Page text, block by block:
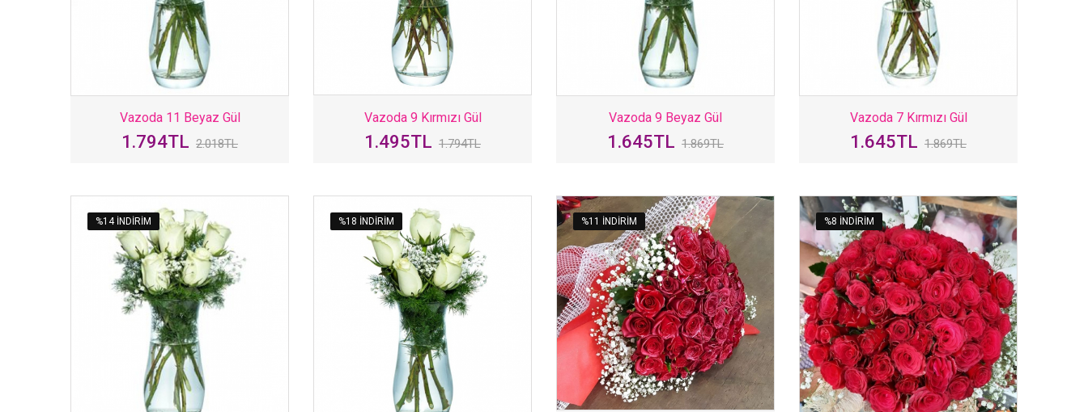
Vazoda 11 Beyaz Gül
1.794TL 2.018TL
Vazoda 9 Kırmızı Gül
1.495TL 1.794TL
Vazoda 9 Beyaz Gül
1.645TL 1.869TL
Vazoda 7 Kırmızı Gül
1.645TL 1.869TL
%14 INDIRIM %18 INDIRIM %11 INDIRIM %8 INDIRIM